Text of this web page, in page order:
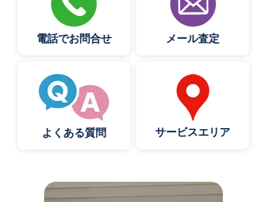
電話でお問合せ メール査定
よくある質問 サービスエリア